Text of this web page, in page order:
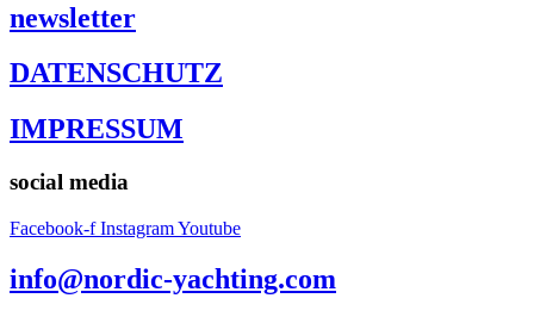
newsletter
DATENSCHUTZ
IMPRESSUM
social media
Facebook-f InstagramYoutube
info@nordic-yachting.com